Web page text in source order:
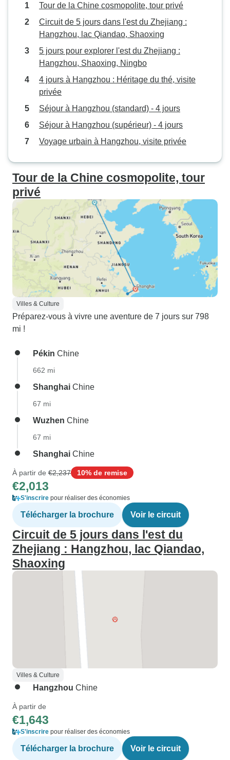
Tour de la Chine cosmopolite, tour privé
Circuit de 5 jours dans l'est du Zhejiang :
Hangzhou, lac Qiandao, Shaoxing
5 jours pour explorer l'est du Zhejiang :
Hangzhou, Shaoxing, Ningbo
4 jours à Hangzhou : Héritage du thé, visite
privée
Séjour à Hangzhou (standard) - 4 jours
Séjour à Hangzhou (supérieur) - 4 jours
Voyage urbain à Hangzhou, visite privée
Tour de la Chine cosmopolite, tour
privé
Villes & Culture
Préparez-vous à vivre une aventure de 7 jours sur 798
mi !
Pékin Chine
662 mi
Shanghai Chine
67 mi
Wuzhen Chine
67 mi
Shanghai Chine
À partir de €2,237 10% de remise
€2,013
S'inscrire pour réaliser des économies
Télécharger la brochure Voir le circuit
Circuit de 5 jours dans l'est du
Zhejiang : Hangzhou, lac Qiandao,
Shaoxing
Villes & Culture
Hangzhou Chine
À partir de
€1,643
S'inscrire pour réaliser des économies
Télécharger la brochure Voir le circuit